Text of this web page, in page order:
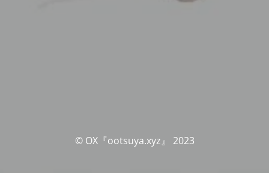
© OX『ootsuya.xyz』 2023